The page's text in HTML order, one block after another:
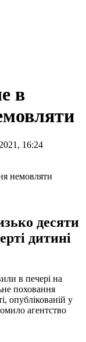
в
16:24
десяти
дитині
в печері на
поховання
опублікованій у
агентство